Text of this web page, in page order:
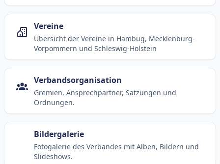
Vereine
Übersicht der Vereine in Hambug, Mecklenburg-
Vorpommern und Schleswig-Holstein
Verbandsorganisation
Gremien, Ansprechpartner, Satzungen und
Ordnungen.
Bildergalerie
Fotogalerie des Verbandes mit Alben, Bildern und
Slideshows.